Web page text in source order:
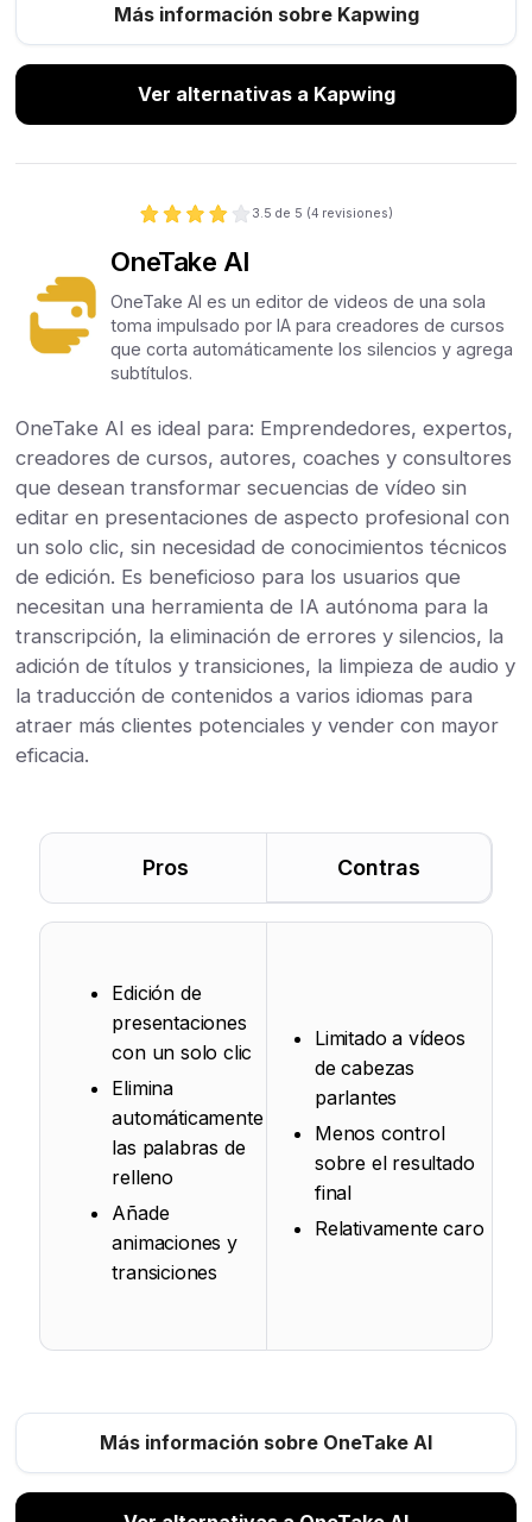
Más información sobre Kapwing
Ver alternativas a Kapwing
3.5 de 5 (4 revisiones)
OneTake AI
OneTake AI es un editor de videos de una sola
toma impulsado por IA para creadores de cursos
que corta automáticamente los silencios y agrega
subtítulos.
OneTake AI es ideal para: Emprendedores, expertos,
creadores de cursos, autores, coaches y consultores
que desean transformar secuencias de vídeo sin
editar en presentaciones de aspecto profesional con
un solo clic, sin necesidad de conocimientos técnicos
de edición. Es beneficioso para los usuarios que
necesitan una herramienta de IA autónoma para la
transcripción, la eliminación de errores y silencios, la
adición de títulos y transiciones, la limpieza de audio y
la traducción de contenidos a varios idiomas para
atraer más clientes potenciales y vender con mayor
eficacia.
Pros Contras
Edición de
presentaciones
con un solo clic
Elimina
automáticamente
las palabras de
relleno
Añade
animaciones y
transiciones
Limitado a vídeos
de cabezas
parlantes
Menos control
sobre el resultado
final
Relativamente caro
Más información sobre OneTake AI